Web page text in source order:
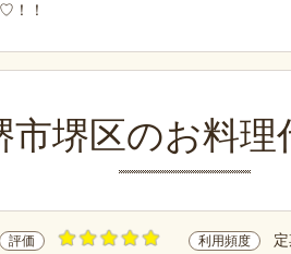
！！
市堺区のお料理
評価 利用頻度